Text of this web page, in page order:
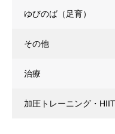
ゆびのば（足育）
その他
治療
加圧トレーニング・HIIT